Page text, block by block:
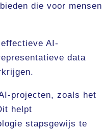
die voor mensen
AI-
data
projecten, zoals het
helpt
stapsgewijs te